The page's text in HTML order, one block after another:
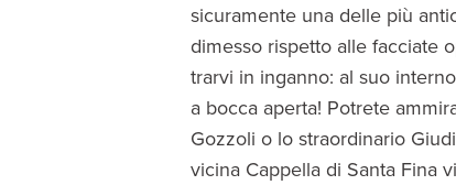
sicuramente una delle più
dimesso rispetto alle facciate
trarvi in inganno: al suo
a bocca aperta! Potrete
Gozzoli o lo straordinario
vicina Cappella di Santa Fina